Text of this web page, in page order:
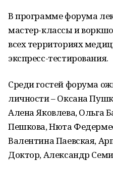
В программе форума
мастер-классы и
всех территориях
экспресс-тестирования.
Среди гостей форума
личности – Оксана
Алена Яковлева, Ольга
Пешкова, Нюта
Валентина Паевская,
Доктор, Александр